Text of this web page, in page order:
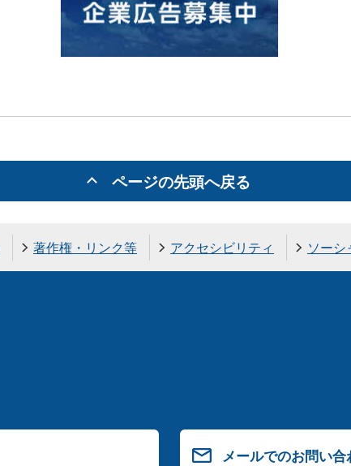
ページの先頭へ戻る
著作権・リンク等 アクセシビリティ ソー
メールでのお問い合